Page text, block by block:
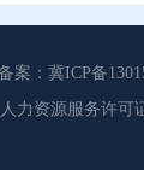
案：冀ICP备
力资源服务许可